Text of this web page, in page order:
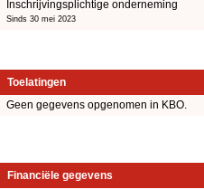
Inschrijvingsplichtige onderneming
Sinds 30 mei 2023
Toelatingen
Geen gegevens opgenomen in KBO.
Financiële gegevens